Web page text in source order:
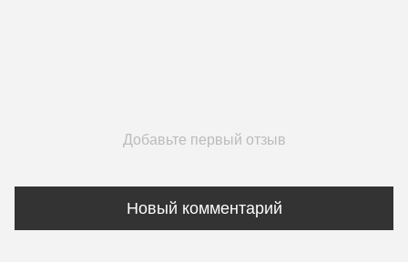
Добавьте первый отзыв
Новый комментарий